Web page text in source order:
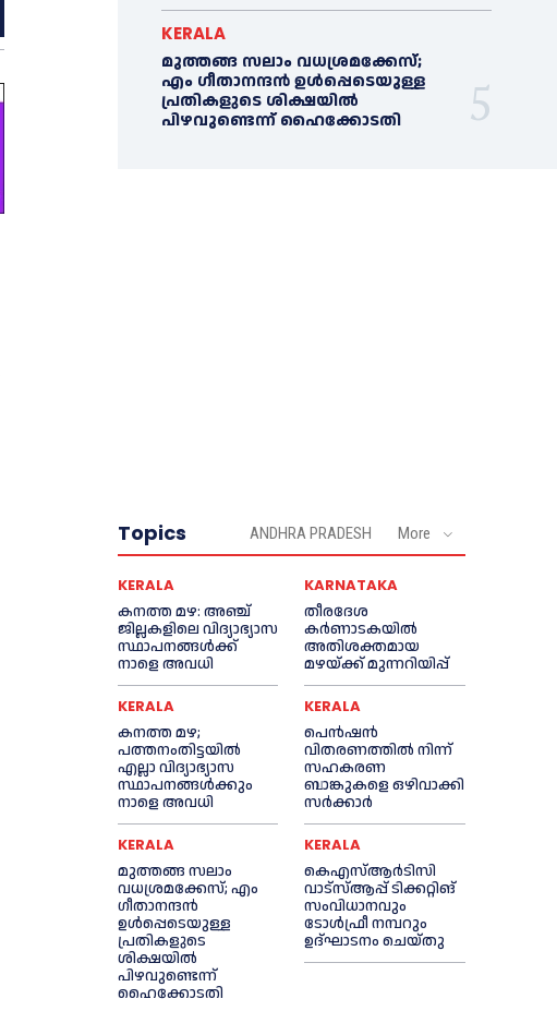
KERALA
മുത്തങ്ങ സലാം വധശ്രമക്കേസ്;
എം ഗീതാനന്ദൻ ഉള്‍പ്പെടെയുള്ള
പ്രതികളുടെ ശിക്ഷയില്‍
പിഴവുണ്ടെന്ന് ഹൈക്കോടതി
Topics ANDHRA PRADESH More
KERALA
കനത്ത മഴ: അഞ്ച്
ജില്ലകളിലെ വിദ്യാഭ്യാസ
സ്ഥാപനങ്ങൾക്ക്
നാളെ അവധി
KARNATAKA
തീരദേശ
കർണാടകയിൽ
അതിശക്തമായ
മഴയ്ക്ക് മുന്നറിയിപ്പ്
KERALA
കനത്ത മഴ;
പത്തനംതിട്ടയില്‍
എല്ലാ വിദ്യാഭ്യാസ
സ്ഥാപനങ്ങള്‍ക്കും
നാളെ അവധി
KERALA
പെൻഷൻ
വിതരണത്തില്‍ നിന്ന്
സഹകരണ
ബാങ്കുകളെ ഒഴിവാക്കി
സര്‍ക്കാര്‍
KERALA
മുത്തങ്ങ സലാം
വധശ്രമക്കേസ്; എം
ഗീതാനന്ദൻ
ഉള്‍പ്പെടെയുള്ള
പ്രതികളുടെ
ശിക്ഷയില്‍
പിഴവുണ്ടെന്ന്
ഹൈക്കോടതി
KERALA
കെഎസ്‌ആര്‍ടിസി
വാട്‌സ്‌ആപ്പ് ടിക്കറ്റിങ്
സംവിധാനവും
ടോള്‍ഫ്രീ നമ്പറും
ഉദ്ഘാടനം ചെയ്തു